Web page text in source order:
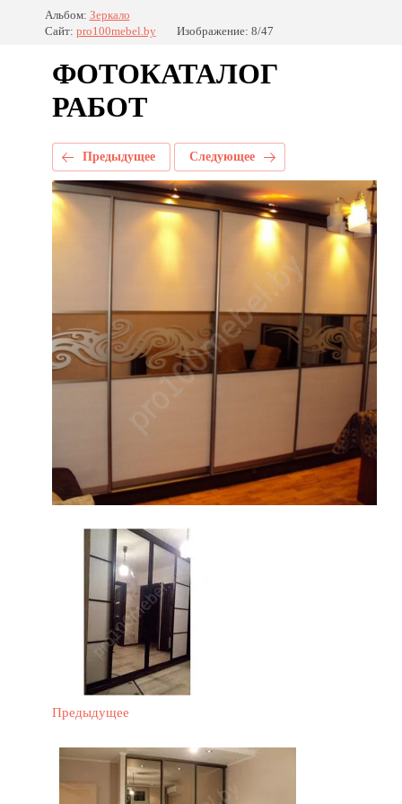
Альбом: Зеркало
Сайт: pro100mebel.by Изображение: 8/47
ФОТОКАТАЛОГ
РАБОТ
Предыдущее Следующее
Предыдущее